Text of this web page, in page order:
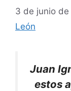
3 de junio
León
Juan
estos